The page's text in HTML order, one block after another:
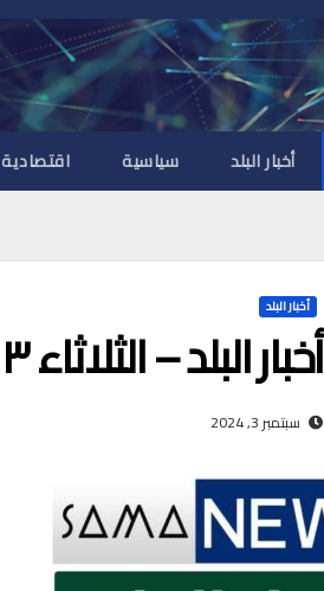
أخبار البلد سياسية اقتصادية
أخبار البلد
أخبار البلد – الثلاثاء ٣ سبتمبر ٢٠٢٤ م
سبتمبر 3, 2024